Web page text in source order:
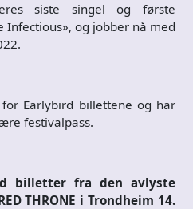
siste singel og første
Infectious», og jobber nå med
Earlybird billettene og har
festivalpass.
billetter fra den avlyste
THRONE i Trondheim 14.